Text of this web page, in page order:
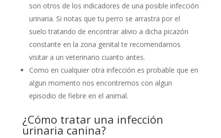
son otros de los indicadores de una posible infección
urinaria. Si notas que tu perro se arrastra por el
suelo tratando de encontrar alivio a dicha picazón
constante en la zona genital te recomendamos
visitar a un veterinario cuanto antes.
Como en cualquier otra infección es probable que en
algun momento nos encontremos con algun
episodio de fiebre en el animal.
¿Cómo tratar una infección
urinaria canina?